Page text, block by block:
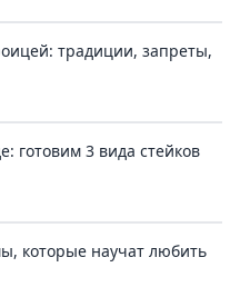
традиции, запреты,
готовим 3 вида стейков
которые научат любить